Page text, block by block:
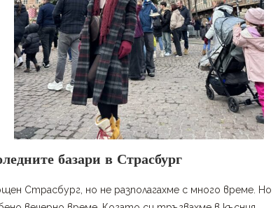
базари в Страсбург
Страсбург, но не разполагахме с много време. Но